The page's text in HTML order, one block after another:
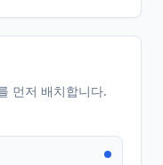
먼저 배치합니다.